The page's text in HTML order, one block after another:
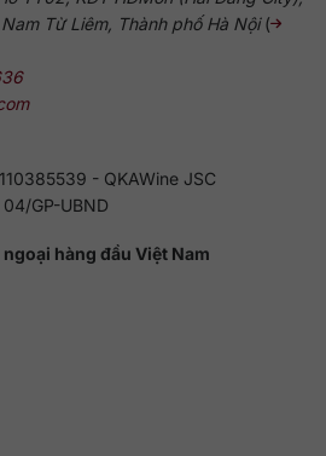
Từ Liêm, Thành phố Hà Nội(
- QKAWine JSC
GP-UBND
hàng đầu Việt Nam